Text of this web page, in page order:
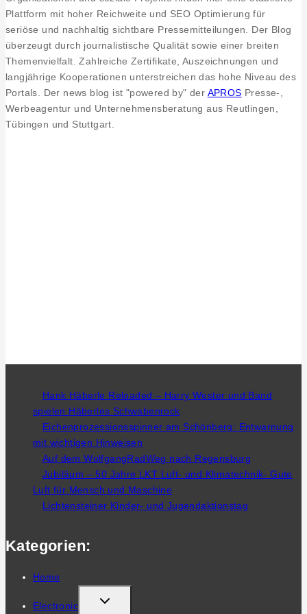
Plattform mit hoher Reichweite und SEO Optimierung für
seriöse und nachhaltig sichtbare Pressemitteilungen. Der Blog
überzeugt durch journalistische Qualität sowie einer breiten
Themenvielfalt. Zahlreiche Zertifikate, Auszeichnungen und
langjährige Kooperationen unterstreichen das hohe Niveau des
Portals. Der news blog ist "powered by" der APROS Presse-,
Werbeagentur und Unternehmensberatung aus Reutlingen,
Tübingen und Stuttgart.
Hank Häberle Reloaded – Harry Wester und Band
spielen Häberles Schwabenrock
Eichenprozessionsspinner am Schönberg: Entwarnung
mit wichtigen Hinweisen
Auf dem WolfgangRadWeg nach Regensburg
Jubiläum – 50 Jahre LKT Luft- und Klimatechnik- Gute
Luft für Mensch und Maschine
Lichtensteiner Kinder- und Jugendaktionstag
Kategorien:
Home
Electronic
TOGGLE